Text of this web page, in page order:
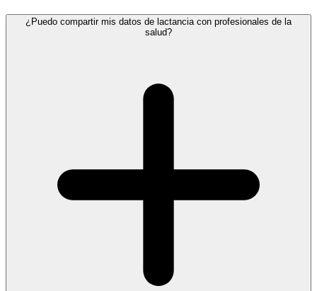
¿Puedo compartir mis datos de lactancia con profesionales de la
salud?